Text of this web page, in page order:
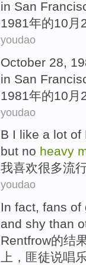
in San
1981年的10月
youdao
October 28 ,
in San
1981年的10月
youdao
B I like a lot of
but no heavy
我喜欢很多流
youdao
In fact, fans of
and shy than
Rentfrow的结
上 ，匪徒说唱